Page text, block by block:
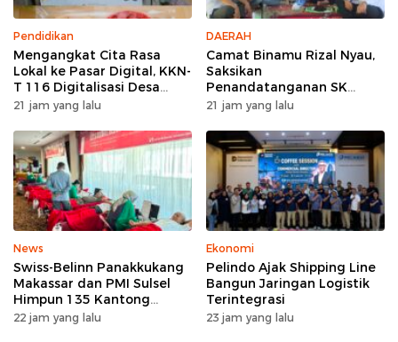
Pendidikan
Mengangkat Cita Rasa
Lokal ke Pasar Digital, KKN-
T 116 Digitalisasi Desa
UNHAS Ciptakan UMKM
21 jam yang lalu
DAERAH
Camat Binamu Rizal Nyau,
Saksikan
Penandatanganan SK
Pengurus KWKD, Tegaskan
Sosial
21 jam yang lalu
News
Swiss-Belinn Panakkukang
Makassar dan PMI Sulsel
Himpun 135 Kantong
Darah Lewat Aksi Donor
22 jam yang lalu
Ekonomi
Pelindo Ajak Shipping Line
Bangun Jaringan Logistik
Terintegrasi
23 jam yang lalu